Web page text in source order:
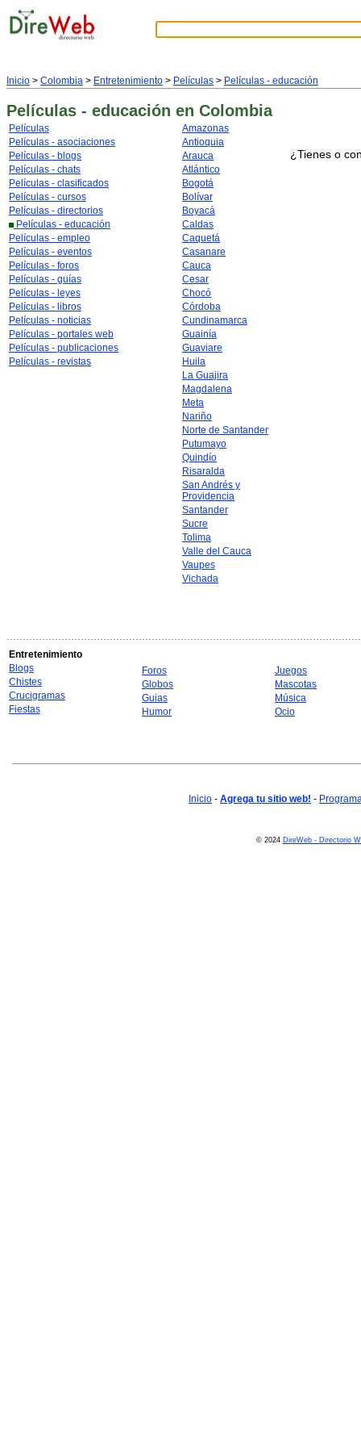
Inicio > Colombia > Entretenimiento > Películas > Películas - educación
Películas - educación en Colombia
Películas
Películas - asociaciones
Películas - blogs
Películas - chats
Películas - clasificados
Películas - cursos
Películas - directorios
Películas - educación
Películas - empleo
Películas - eventos
Películas - foros
Películas - guías
Películas - leyes
Películas - libros
Películas - noticias
Películas - portales web
Películas - publicaciones
Películas - revistas
Amazonas
Antioquia
Arauca
Atlántico
Bogotá
Bolívar
Boyacá
Caldas
Caquetá
Casanare
Cauca
Cesar
Chocó
Córdoba
Cundinamarca
Guainía
Guaviare
Huila
La Guajira
Magdalena
Meta
Nariño
Norte de Santander
Putumayo
Quindío
Risaralda
San Andrés y
Providencia
Santander
Sucre
Tolima
Valle del Cauca
Vaupes
Vichada
¿Tienes o
Entretenimiento
Blogs
Chistes
Crucigramas
Fiestas
Foros
Globos
Guias
Humor
Juegos
Mascotas
Música
Ocio
Inicio - Agrega tu sitio web! -
© 2024 DireWeb - Directorio